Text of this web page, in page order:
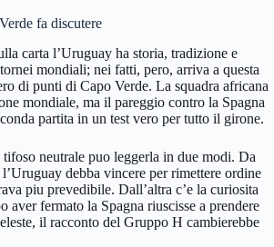
fa discutere
carta l’Uruguay ha storia, tradizione e
mondiali; nei fatti, pero, arriva a questa
di punti di Capo Verde. La squadra africana
mondiale, ma il pareggio contro la Spagna
partita in un test vero per tutto il girone.
neutrale puo leggerla in due modi. Da
l’Uruguay debba vincere per rimettere ordine
piu prevedibile. Dall’altra c’e la curiosita
aver fermato la Spagna riuscisse a prendere
il racconto del Gruppo H cambierebbe